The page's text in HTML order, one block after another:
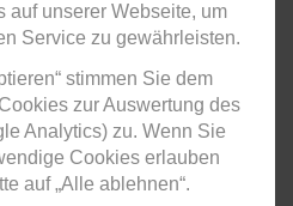
auf unserer Webseite, um
Service zu gewährleisten.
stimmen Sie dem
zur Auswertung des
Analytics) zu. Wenn Sie
Cookies erlauben
auf „Alle ablehnen“.